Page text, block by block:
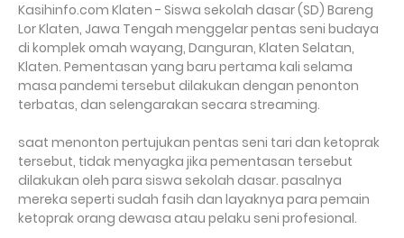
Kasihinfo.com Klaten - Siswa sekolah dasar (SD) Bareng
Lor Klaten, Jawa Tengah menggelar pentas seni budaya
di komplek omah wayang, Danguran, Klaten Selatan,
Klaten. Pementasan yang baru pertama kali selama
masa pandemi tersebut dilakukan dengan penonton
terbatas, dan selengarakan secara streaming.
saat menonton pertujukan pentas seni tari dan ketoprak
tersebut, tidak menyagka jika pementasan tersebut
dilakukan oleh para siswa sekolah dasar. pasalnya
mereka seperti sudah fasih dan layaknya para pemain
ketoprak orang dewasa atau pelaku seni profesional.